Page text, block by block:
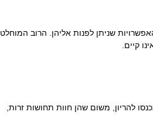
והאפשרויות שניתן לפנות אליהן. הרוב המוחלט
קיים.
להריון, משום שהן חוות תחושות זרות,